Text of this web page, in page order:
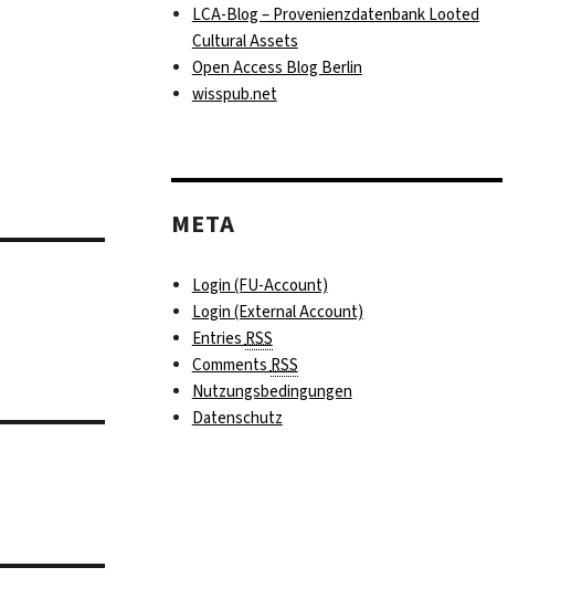
LCA-Blog – Provenienzdatenbank Looted
Cultural Assets
Open Access Blog Berlin
wisspub.net
META
Login (FU-Account)
Login (External Account)
EntriesRSS
CommentsRSS
Nutzungsbedingungen
Datenschutz